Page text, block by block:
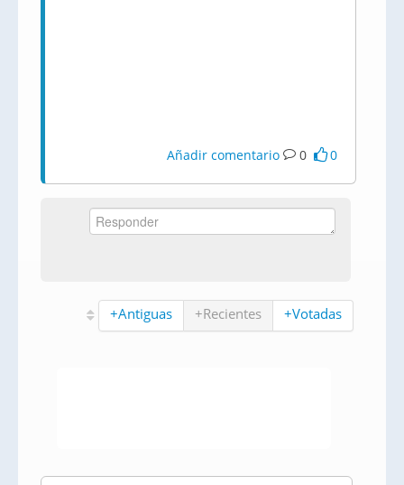
Añadir comentario 0 0
+Antiguas +Recientes +Votadas